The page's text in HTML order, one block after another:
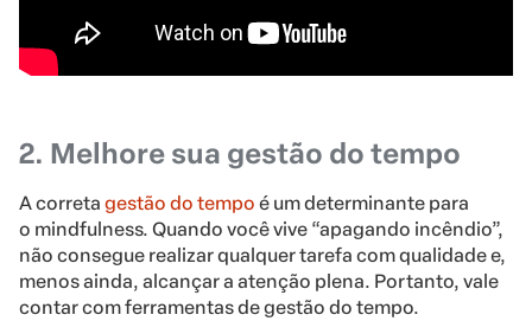
2. Melhore sua gestão do tempo
A correta gestão do tempo é um determinante para
o mindfulness. Quando você vive “apagando incêndio”,
não consegue realizar qualquer tarefa com qualidade e,
menos ainda, alcançar a atenção plena. Portanto, vale
contar com ferramentas de gestão do tempo.